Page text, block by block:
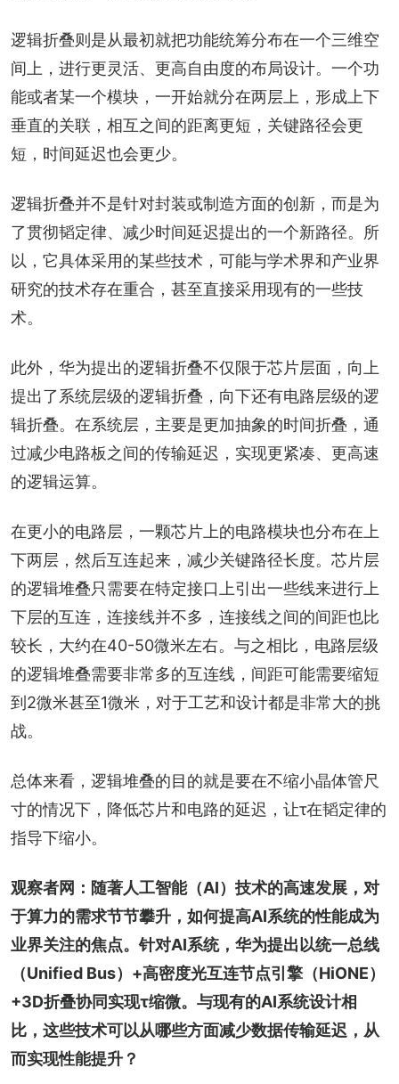
逻辑折叠则是从最初就把功能统筹分布在一个三维空
间上，进行更灵活、更高自由度的布局设计。一个功
能或者某一个模块，一开始就分在两层上，形成上下
垂直的关联，相互之间的距离更短，关键路径会更
短，时间延迟也会更少。
逻辑折叠并不是针对封装或制造方面的创新，而是为
了贯彻韬定律、减少时间延迟提出的一个新路径。所
以，它具体采用的某些技术，可能与学术界和产业界
研究的技术存在重合，甚至直接采用现有的一些技
术。
此外，华为提出的逻辑折叠不仅限于芯片层面，向上
提出了系统层级的逻辑折叠，向下还有电路层级的逻
辑折叠。在系统层，主要是更加抽象的时间折叠，通
过减少电路板之间的传输延迟，实现更紧凑、更高速
的逻辑运算。
在更小的电路层，一颗芯片上的电路模块也分布在上
下两层，然后互连起来，减少关键路径长度。芯片层
的逻辑堆叠只需要在特定接口上引出一些线来进行上
下层的互连，连接线并不多，连接线之间的间距也比
较长，大约在40-50微米左右。与之相比，电路层级
的逻辑堆叠需要非常多的互连线，间距可能需要缩短
到2微米甚至1微米，对于工艺和设计都是非常大的挑
战。
总体来看，逻辑堆叠的目的就是要在不缩小晶体管尺
寸的情况下，降低芯片和电路的延迟，让τ在韬定律的
指导下缩小。
观察者网：随著人工智能（AI）技术的高速发展，对
于算力的需求节节攀升，如何提高AI系统的性能成为
业界关注的焦点。针对AI系统，华为提出以统一总线
（Unified Bus）+高密度光互连节点引擎（HiONE）
+3D折叠协同实现τ缩微。与现有的AI系统设计相
比，这些技术可以从哪些方面减少数据传输延迟，从
而实现性能提升？